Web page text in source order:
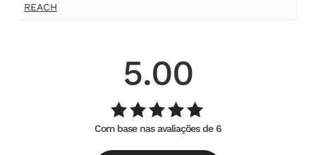
REACH
5.00
Avaliação
5.00de
Com base nas avaliações de 6